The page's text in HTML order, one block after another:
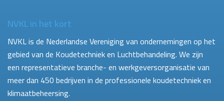
NVKL in het kort
NVKL is de Nederlandse Vereniging van ondernemingen op het
gebied van de Koudetechniek en Luchtbehandeling. We zijn
een representatieve branche- en werkgeversorganisatie van
meer dan 450 bedrijven in de professionele koudetechniek en
klimaatbeheersing.